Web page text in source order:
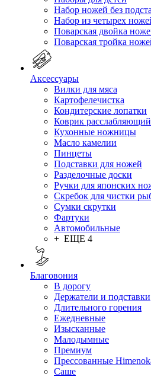
Набор ножей без
Набор из четырех
Поварская двойка
Поварская тройка
Аксессуары
Вилки для мяса
Картофелечистка
Кондитерские лопатки
Коврик
Кухонные ножницы
Масло камелии
Пинцеты
Подставки для ножей
Разделочные доски
Ручки для японских
Скребок для чистки
Сумки скрутки
Фартуки
Автомобильные
+ ЕЩЕ 4
Благовония
В дорогу
Держатели и подставки
Длительного горения
Ежедневные
Изысканные
Малодымные
Премиум
Прессованные
Саше